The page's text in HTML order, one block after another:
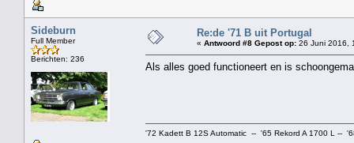
Sideburn
Full Member
Berichten: 236
Re:de '71 B uit Portugal
« Antwoord #8 Gepost op: 26 Juni 2016,
Als alles goed functioneert en is
'72 Kadett B 12S Automatic -- '65 Rekord A 1700 L --